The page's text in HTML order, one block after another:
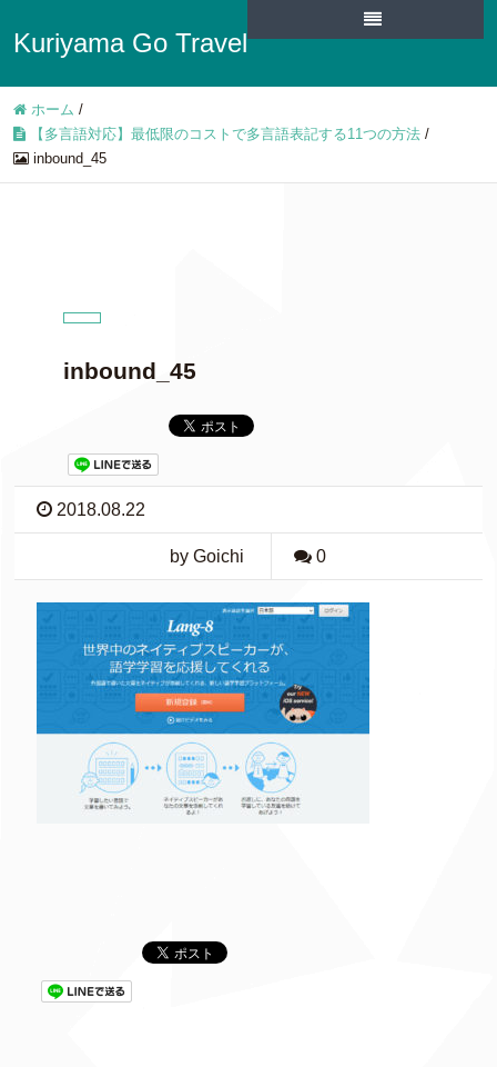
Kuriyama Go Travel
ホーム /
【多言語対応】最低限のコストで多言語表記する11つの方法 /
inbound_45
inbound_45
2018.08.22
by Goichi 0